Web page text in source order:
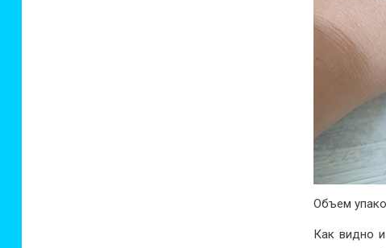
Объем
Как видно